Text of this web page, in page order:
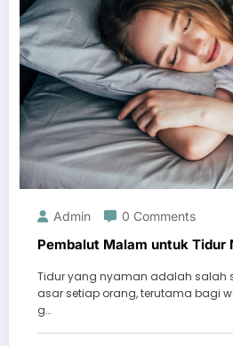
Admin 0 Comments
Pembalut Malam untuk Tidur
Tidur yang nyaman adalah salah
asar setiap orang, terutama bagi
g…